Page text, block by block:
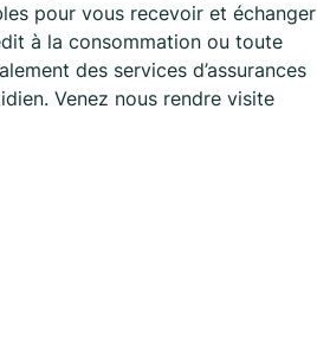
pour vous recevoir et échanger
à la consommation ou toute
des services d’assurances
Venez nous rendre visite